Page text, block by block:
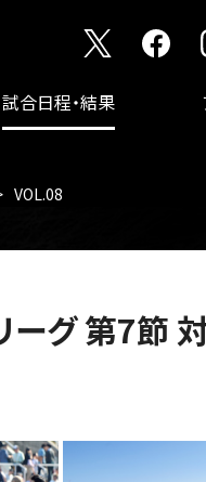
試合日程・結果
VOL.08
グ 第7節